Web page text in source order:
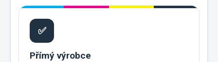
✅
Přímý výrobce